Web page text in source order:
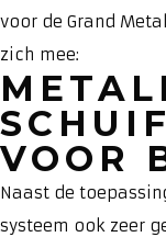
voor de Grand
zich mee:
VOOR
Naast de
systeem ook zeer